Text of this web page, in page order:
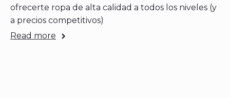
ofrecerte ropa de alta calidad a todos los niveles (y
a precios competitivos)
Read more